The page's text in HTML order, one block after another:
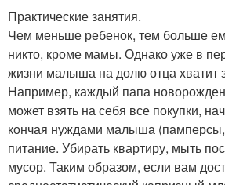
Практические занятия.
Чем меньше ребенок, тем больше
никто, кроме мамы. Однако уже в
жизни малыша на долю отца хватит
Например, каждый папа
может взять на себя все покупки,
кончая нуждами малыша (памперсы,
питание. Убирать квартиру, мыть
мусор. Таким образом, если вам